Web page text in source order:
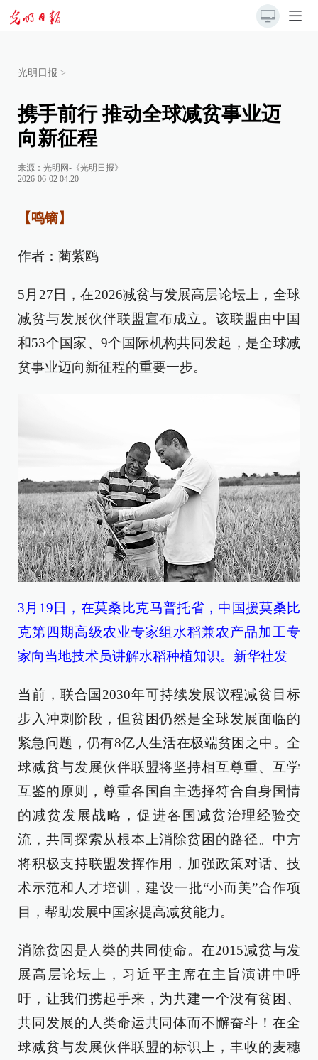
光明日报 >
携手前行 推动全球减贫事业迈
向新征程
来源： 光明网-《光明日报》
2026-06-02 04:20
【鸣镝】
作者：蔺紫鸥
5月27日，在2026减贫与发展高层论坛上，全球
减贫与发展伙伴联盟宣布成立。该联盟由中国
和53个国家、9个国际机构共同发起，是全球减
贫事业迈向新征程的重要一步。
3月19日，在莫桑比克马普托省，中国援莫桑比
克第四期高级农业专家组水稻兼农产品加工专
家向当地技术员讲解水稻种植知识。新华社发
当前，联合国2030年可持续发展议程减贫目标
步入冲刺阶段，但贫困仍然是全球发展面临的
紧急问题，仍有8亿人生活在极端贫困之中。全
球减贫与发展伙伴联盟将坚持相互尊重、互学
互鉴的原则，尊重各国自主选择符合自身国情
的减贫发展战略，促进各国减贫治理经验交
流，共同探索从根本上消除贫困的路径。中方
将积极支持联盟发挥作用，加强政策对话、技
术示范和人才培训，建设一批“小而美”合作项
目，帮助发展中国家提高减贫能力。
消除贫困是人类的共同使命。在2015减贫与发
展高层论坛上，习近平主席在主旨演讲中呼
吁，让我们携起手来，为共建一个没有贫困、
共同发展的人类命运共同体而不懈奋斗！在全
球减贫与发展伙伴联盟的标识上，丰收的麦穗